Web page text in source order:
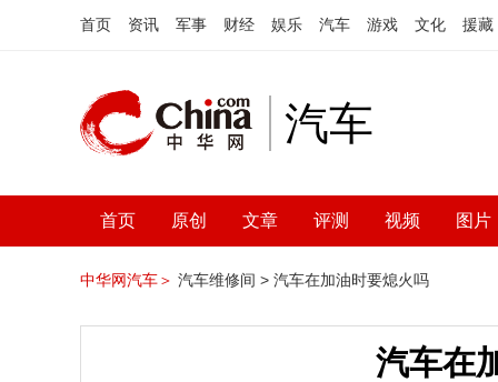
首页 资讯 军事 财经 娱乐 汽车 游戏 文化 援藏
汽车
首页 原创 文章 评测 视频 图片
中华网汽车＞ 汽车维修间 > 汽车在加油时要熄火吗
汽车在